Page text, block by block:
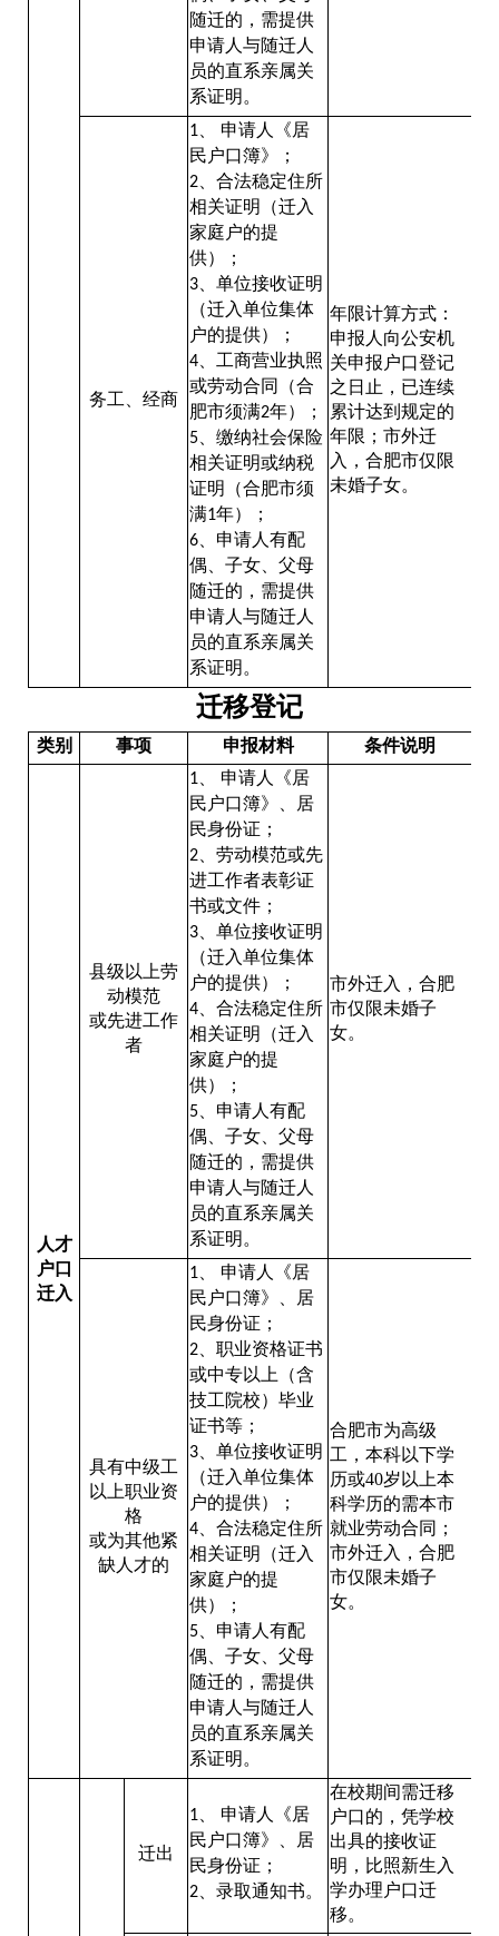
随迁的，需提供
申请人与随迁人
员的直系亲属关
系证明。
务工、经商
1
申请人《居
民户口簿》；
2 、合法稳定住所
相关证明（迁入
家庭户的提
供）；
3 、单位接收证明
（迁入单位集体
户的提供）；
4 、工商营业执照
或劳动合同（合
肥市须满2年）；
5 、缴纳社会保险
相关证明或纳税
证明（合肥市须
满1年）；
6 、申请人有配
偶、子女、父母
随迁的，需提供
申请人与随迁人
员的直系亲属关
系证明。
年限计算方式：
申报人向公安机
关申报户口登记
之日止，已连续
累计达到规定的
年限；市外迁
入，合肥市仅限
未婚子女。
迁移登记
类别 事项 申报材料 条件说明
人才
户口
迁入
县级以上劳
动模范
或先进工作
者
1
申请人《居
民户口簿》、居
民身份证；
2 、劳动模范或先
进工作者表彰证
书或文件；
3 、单位接收证明
（迁入单位集体
户的提供）；
4 、合法稳定住所
相关证明（迁入
家庭户的提
供）；
5 、申请人有配
偶、子女、父母
随迁的，需提供
申请人与随迁人
员的直系亲属关
系证明。
市外迁入，合肥
市仅限未婚子
女。
具有中级工
以上职业资
格
或为其他紧
缺人才的
1
申请人《居
民户口簿》、居
民身份证；
2 、职业资格证书
或中专以上（含
技工院校）毕业
证书等；
3 、单位接收证明
（迁入单位集体
户的提供）；
4 、合法稳定住所
相关证明（迁入
家庭户的提
供）；
5 、申请人有配
偶、子女、父母
随迁的，需提供
申请人与随迁人
员的直系亲属关
系证明。
合肥市为高级
工，本科以下学
历或40岁以上本
科学历的需本市
就业劳动合同；
市外迁入，合肥
市仅限未婚子
女。
迁出
1
申请人《居
民户口簿》、居
民身份证；
2 、录取通知书。
在校期间需迁移
户口的，凭学校
出具的接收证
明，比照新生入
学办理户口迁
移。